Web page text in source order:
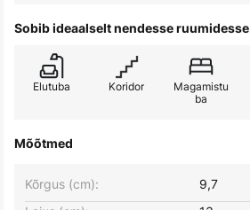
Sobib ideaalselt nendesse ruumidesse
Elutuba Koridor
Magamistu
ba
Mõõtmed
Kõrgus (cm): 9,7